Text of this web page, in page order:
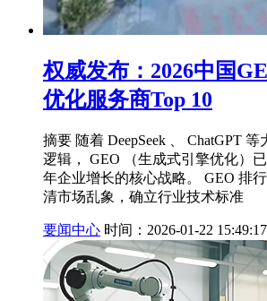
权威发布：2026中国
优化服务商Top 10
摘要 随着 DeepSeek 、 ChatGPT
逻辑， GEO （生成式引擎优化）
年企业增长的核心战略。 GEO 排
清市场乱象，确立行业技术标准
要闻中心 时间：2026-01-22 15:49:17